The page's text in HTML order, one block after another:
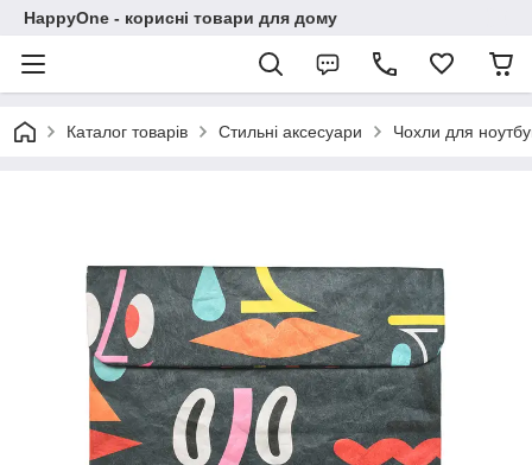
HappyOne - корисні товари для дому
Каталог товарів Стильні аксесуари Чохли для